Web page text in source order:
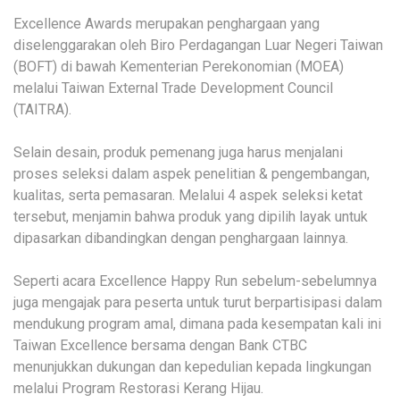
Excellence Awards merupakan penghargaan yang
diselenggarakan oleh Biro Perdagangan Luar Negeri Taiwan
(BOFT) di bawah Kementerian Perekonomian (MOEA)
melalui Taiwan External Trade Development Council
(TAITRA).
Selain desain, produk pemenang juga harus menjalani
proses seleksi dalam aspek penelitian & pengembangan,
kualitas, serta pemasaran. Melalui 4 aspek seleksi ketat
tersebut, menjamin bahwa produk yang dipilih layak untuk
dipasarkan dibandingkan dengan penghargaan lainnya.
Seperti acara Excellence Happy Run sebelum-sebelumnya
juga mengajak para peserta untuk turut berpartisipasi dalam
mendukung program amal, dimana pada kesempatan kali ini
Taiwan Excellence bersama dengan Bank CTBC
menunjukkan dukungan dan kepedulian kepada lingkungan
melalui Program Restorasi Kerang Hijau.